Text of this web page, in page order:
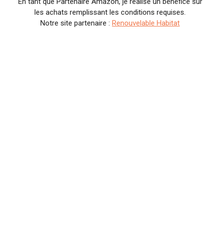
les achats remplissant les conditions requises.
Notre site partenaire : Renouvelable Habitat